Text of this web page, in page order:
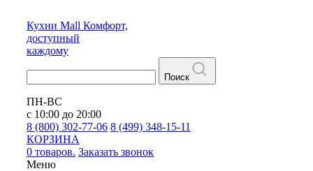
Кухни Mall Комфорт,
доступный
каждому
Поиск
ПН-ВС
с 10:00 до 20:00
8 (800) 302-77-06 8 (499) 348-15-11
КОРЗИНА
0 товаров. Заказать звонок
Меню